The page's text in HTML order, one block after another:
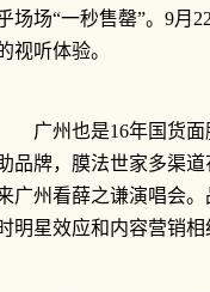
场场“一秒售罄”。9月
视听体验。
广州也是16年国货
品牌，膜法世家多渠
广州看薛之谦演唱会
明星效应和内容营销